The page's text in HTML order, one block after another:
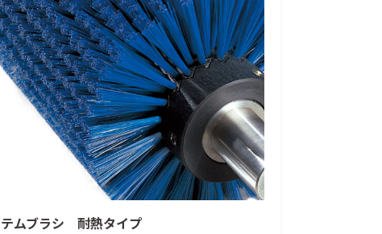
ムブラシ 耐熱タイプ